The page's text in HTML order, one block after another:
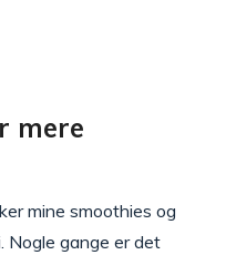
mere
mine smoothies og
Nogle gange er det